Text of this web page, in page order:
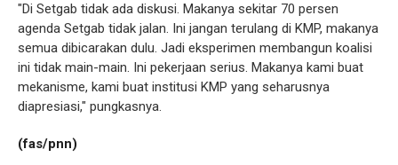
"Di Setgab tidak ada diskusi. Makanya sekitar 70 persen
agenda Setgab tidak jalan. Ini jangan terulang di KMP, makanya
semua dibicarakan dulu. Jadi eksperimen membangun koalisi
ini tidak main-main. Ini pekerjaan serius. Makanya kami buat
mekanisme, kami buat institusi KMP yang seharusnya
diapresiasi," pungkasnya.
(fas/pnn)